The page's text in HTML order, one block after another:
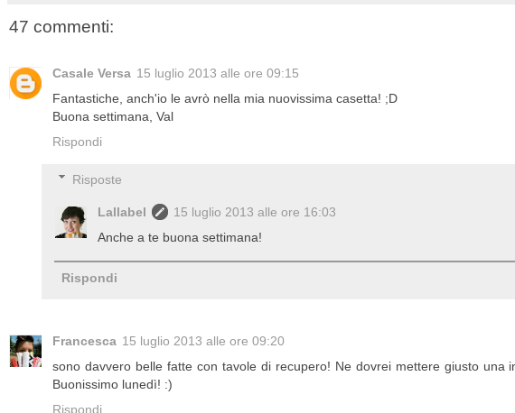
47 commenti:
Casale Versa 15 luglio 2013 alle ore 09:15
Fantastiche, anch'io le avrò nella mia nuovissima casetta! ;D
Buona settimana, Val
Rispondi
Risposte
Lallabel
15 luglio 2013 alle ore 16:03
Anche a te buona settimana!
Rispondi
Francesca 15 luglio 2013 alle ore 09:20
sono davvero belle fatte con tavole di recupero! Ne dovrei mettere giusto
Buonissimo lunedì! :)
Rispondi